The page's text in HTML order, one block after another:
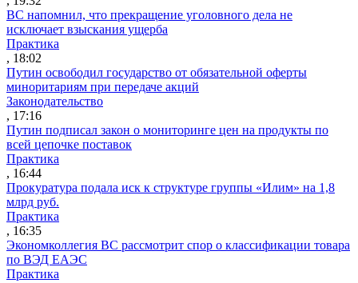
ВС напомнил, что прекращение уголовного дела не
исключает взыскания ущерба
Практика
, 18:02
Путин освободил государство от обязательной оферты
миноритариям при передаче акций
Законодательство
, 17:16
Путин подписал закон о мониторинге цен на продукты по
всей цепочке поставок
Практика
, 16:44
Прокуратура подала иск к структуре группы «Илим» на 1,8
млрд руб.
Практика
, 16:35
Экономколлегия ВС рассмотрит спор о классификации товара
по ВЭД ЕАЭС
Практика